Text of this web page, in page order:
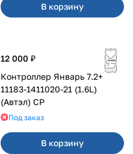
В корзину
12 000 ₽
Контроллер Январь 7.2+
11183-1411020-21 (1.6L)
(Автэл) СР
Под заказ
В корзину